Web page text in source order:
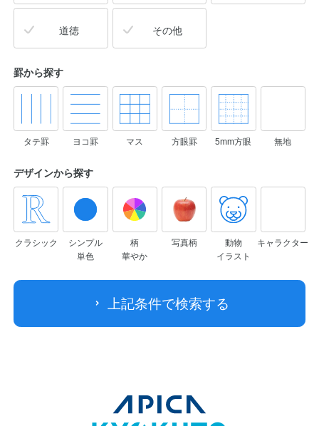
道徳 その他
罫から探す
タテ罫 ヨコ罫 マス 方眼罫 5mm方眼 無地
デザインから探す
クラシック
シンプル
単色
柄
華やか
写真柄
動物
イラスト
キャラクター
上記条件で検索する